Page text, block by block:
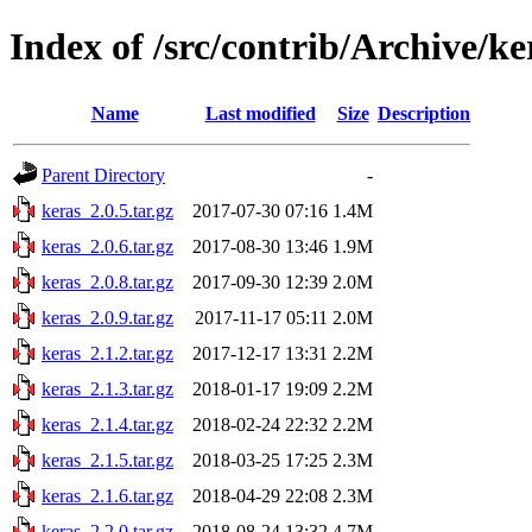
Index of /src/contrib/Archive/
Name Last modified Size Description
Parent Directory
-
keras_2.0.5.tar.gz
2017-07-30 07:16 1.4M
keras_2.0.6.tar.gz
2017-08-30 13:46 1.9M
keras_2.0.8.tar.gz
2017-09-30 12:39 2.0M
keras_2.0.9.tar.gz
2017-11-17 05:11 2.0M
keras_2.1.2.tar.gz
2017-12-17 13:31 2.2M
keras_2.1.3.tar.gz
2018-01-17 19:09 2.2M
keras_2.1.4.tar.gz
2018-02-24 22:32 2.2M
keras_2.1.5.tar.gz
2018-03-25 17:25 2.3M
keras_2.1.6.tar.gz
2018-04-29 22:08 2.3M